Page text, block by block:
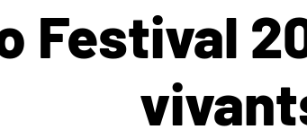
Festival